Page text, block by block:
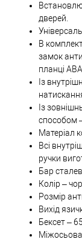
дверей.
В
замок
планці
Із
Із
способом
Матеріал
Всі
ручки
Бар
Колір –
Розмір
Вихід
Бексет –